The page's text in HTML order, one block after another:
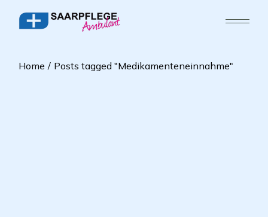
Home Posts tagged "Medikamenteneinnahme"